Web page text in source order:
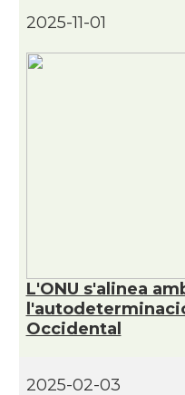
2025-11-01
L'ONU s'alinea
Occidental
2025-02-03